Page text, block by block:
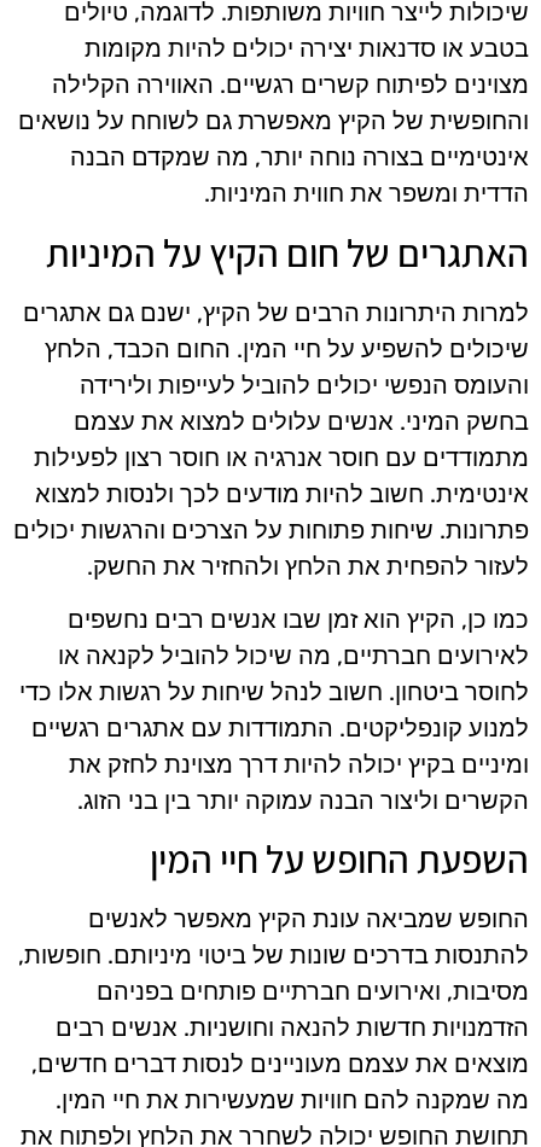
שיכולות לייצר חוויות משותפות. לדוגמה, טיולים
בטבע או סדנאות יצירה יכולים להיות מקומות
מצוינים לפיתוח קשרים רגשיים. האווירה הקלילה
והחופשית של הקיץ מאפשרת גם לשוחח על נושאים
אינטימיים בצורה נוחה יותר, מה שמקדם הבנה
הדדית ומשפר את חווית המיניות.
האתגרים של חום הקיץ על המיניות
למרות היתרונות הרבים של הקיץ, ישנם גם אתגרים
שיכולים להשפיע על חיי המין. החום הכבד, הלחץ
והעומס הנפשי יכולים להוביל לעייפות ולירידה
בחשק המיני. אנשים עלולים למצוא את עצמם
מתמודדים עם חוסר אנרגיה או חוסר רצון לפעילות
אינטימית. חשוב להיות מודעים לכך ולנסות למצוא
פתרונות. שיחות פתוחות על הצרכים והרגשות יכולים
לעזור להפחית את הלחץ ולהחזיר את החשק.
כמו כן, הקיץ הוא זמן שבו אנשים רבים נחשפים
לאירועים חברתיים, מה שיכול להוביל לקנאה או
לחוסר ביטחון. חשוב לנהל שיחות על רגשות אלו כדי
למנוע קונפליקטים. התמודדות עם אתגרים רגשיים
ומיניים בקיץ יכולה להיות דרך מצוינת לחזק את
הקשרים וליצור הבנה עמוקה יותר בין בני הזוג.
השפעת החופש על חיי המין
החופש שמביאה עונת הקיץ מאפשר לאנשים
להתנסות בדרכים שונות של ביטוי מיניותם. חופשות,
מסיבות, ואירועים חברתיים פותחים בפניהם
הזדמנויות חדשות להנאה וחושניות. אנשים רבים
מוצאים את עצמם מעוניינים לנסות דברים חדשים,
מה שמקנה להם חוויות שמעשירות את חיי המין.
תחושת החופש יכולה לשחרר את הלחץ ולפתוח את